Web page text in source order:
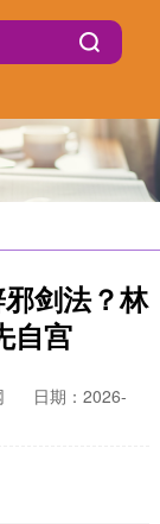
剑法？林
自宫
日期：2026-